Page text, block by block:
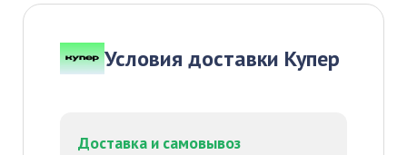
Условия доставки Купер
Доставка и самовывоз